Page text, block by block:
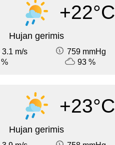
+22°C
Hujan gerimis
3.1 m/s
759 mmHg
93 %
+23°C
Hujan gerimis